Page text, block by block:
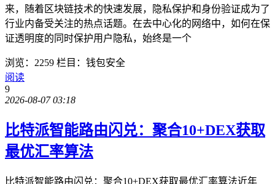
来，随着区块链技术的快速发展，隐私保护和身份验证成为了
行业内备受关注的热点话题。在去中心化的网络中，如何在保
证透明度的同时保护用户隐私，始终是一个
浏览：2259 栏目：钱包安全
阅读
9
2026-08-07 03:18
比特派智能路由闪兑：聚合10+DEX获取
最优汇率算法
比特派智能路由闪兑：聚合10+DEX获取最优汇率算法近年